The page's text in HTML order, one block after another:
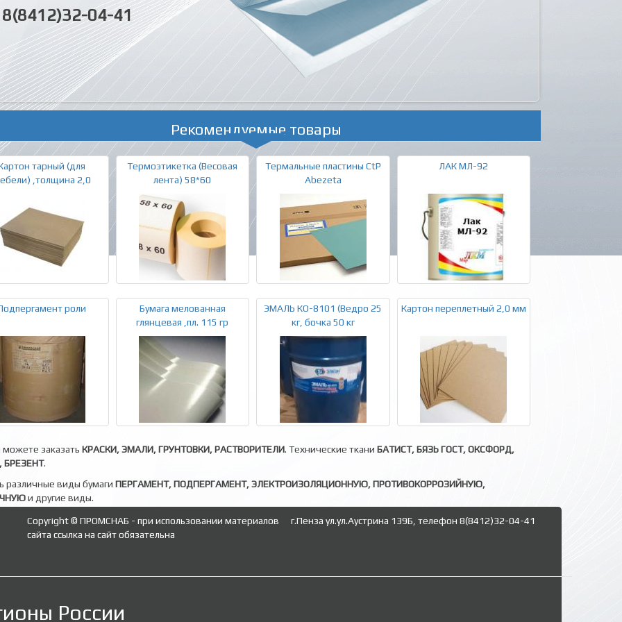
8(8412)32-04-41
Рекомендуемые товары
тарный (для
,толщина 2,0
Термоэтикетка (Весовая
лента) 58*60
Термальные пластины CtP
Abezeta
ЛАК МЛ-92
роли
Бумага мелованная
глянцевая ,пл. 115 гр
ЭМАЛЬ КО-8101 (Ведро 25
кг, бочка 50 кг
Картон переплетный 2,0 мм
можете заказать КРАСКИ, ЭМАЛИ, ГРУНТОВКИ, РАСТВОРИТЕЛИ. Технические ткани БАТИСТ, БЯЗЬ ГОСТ, ОКСФОРД,
.
различные виды бумаги ПЕРГАМЕНТ, ПОДПЕРГАМЕНТ, ЭЛЕКТРОИЗОЛЯЦИОННУЮ, ПРОТИВОКОРРОЗИЙНУЮ,
и другие виды.
Copyright © ПРОМСНАБ - при использовании материалов
сайта ссылка на сайт обязательна
г.Пенза ул.ул.Аустрина 139Б, телефон 8(8412)32-04-41
России